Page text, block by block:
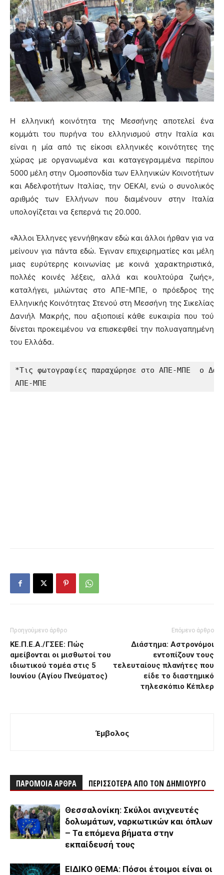
Η ελληνική κοινότητα της Μεσσήνης αποτελεί ένα
κομμάτι του πυρήνα του ελληνισμού στην Ιταλία και
είναι η μία από τις είκοσι ελληνικές κοινότητες της
χώρας με οργανωμένα και καταγεγραμμένα περίπου
5000 μέλη στην Ομοσπονδία των Ελληνικών Κοινοτήτων
και Αδελφοτήτων Ιταλίας, την ΟΕΚΑΙ, ενώ ο συνολικός
αριθμός των Ελλήνων που διαμένουν στην Ιταλία
υπολογίζεται να ξεπερνά τις 20.000.
«Άλλοι Έλληνες γεννήθηκαν εδώ και άλλοι ήρθαν για να
μείνουν για πάντα εδώ. Έγιναν επιχειρηματίες και μέλη
μιας ευρύτερης κοινωνίας με κοινά χαρακτηριστικά,
πολλές κοινές λέξεις, αλλά και κουλτούρα ζωής»,
καταλήγει, μιλώντας στο ΑΠΕ-ΜΠΕ, ο πρόεδρος της
Ελληνικής Κοινότητας Στενού στη Μεσσήνη της Σικελίας
Δανιήλ Μακρής, που αξιοποιεί κάθε ευκαιρία που τού
δίνεται προκειμένου να επισκεφθεί την πολυαγαπημένη
του Ελλάδα.
*Τις φωτογραφίες παραχώρησε στο ΑΠΕ-ΜΠΕ  ο
ΑΠΕ-ΜΠΕ
Προηγούμενο άρθρο
ΚΕ.Π.Ε.Α./ΓΣΕΕ: Πώς
αμείβονται οι μισθωτοί του
ιδιωτικού τομέα στις 5
Ιουνίου (Αγίου Πνεύματος)
Επόμενο άρθρο
Διάστημα: Αστρονόμοι
εντοπίζουν τους
τελευταίους πλανήτες που
είδε το διαστημικό
τηλεσκόπιο Κέπλερ
Έμβολος
ΠΑΡΟΜΟΙΑ ΑΡΘΡΑ ΠΕΡΙΣΣΟΤΕΡΑ ΑΠΟ ΤΟΝ ΔΗΜΙΟΥΡΓΟ
Θεσσαλονίκη: Σκύλοι ανιχνευτές
δολωμάτων, ναρκωτικών και όπλων
– Τα επόμενα βήματα στην
εκπαίδευσή τους
ΕΙΔΙΚΟ ΘΕΜΑ: Πόσοι έτοιμοι είναι οι